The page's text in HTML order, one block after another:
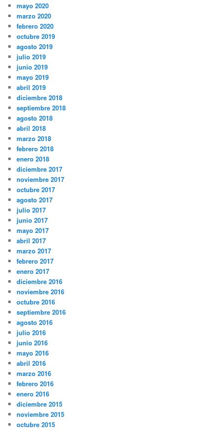
mayo 2020
marzo 2020
febrero 2020
octubre 2019
agosto 2019
julio 2019
junio 2019
mayo 2019
abril 2019
diciembre 2018
septiembre 2018
agosto 2018
abril 2018
marzo 2018
febrero 2018
enero 2018
diciembre 2017
noviembre 2017
octubre 2017
agosto 2017
julio 2017
junio 2017
mayo 2017
abril 2017
marzo 2017
febrero 2017
enero 2017
diciembre 2016
noviembre 2016
octubre 2016
septiembre 2016
agosto 2016
julio 2016
junio 2016
mayo 2016
abril 2016
marzo 2016
febrero 2016
enero 2016
diciembre 2015
noviembre 2015
octubre 2015